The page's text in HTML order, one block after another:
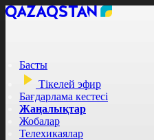
Басты
Тікелей эфир
Бағдарлама кестесі
Жаңалықтар
Жобалар
Телехикаялар